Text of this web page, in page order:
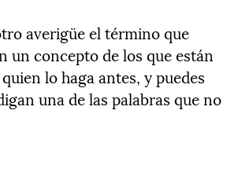
averigüe el término que
un concepto de los que están
lo haga antes, y puedes
una de las palabras que no